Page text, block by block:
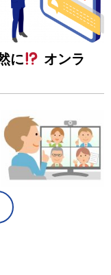
に
オンラ